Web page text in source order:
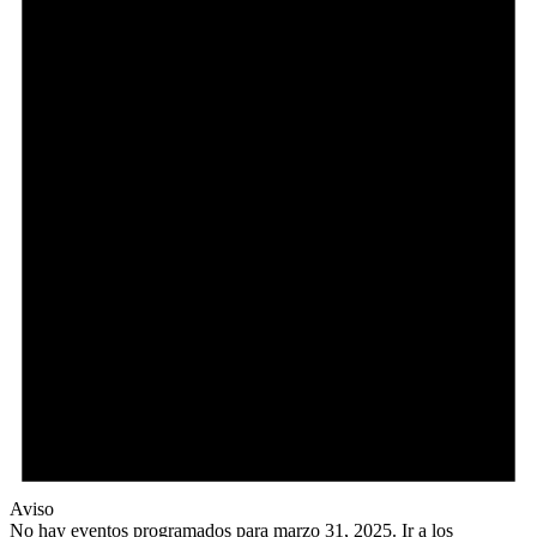
Aviso
No hay eventos programados para marzo 31, 2025. Ir a los